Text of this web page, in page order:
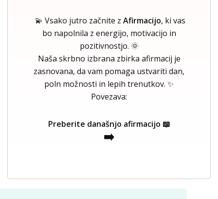
💫 Vsako jutro začnite z Afirmacijo, ki vas
bo napolnila z energijo, motivacijo in
pozitivnostjo. 🌞
Naša skrbno izbrana zbirka afirmacij je
zasnovana, da vam pomaga ustvariti dan,
poln možnosti in lepih trenutkov. ✨
Povezava:
Preberite današnjo afirmacijo 📖
➡️